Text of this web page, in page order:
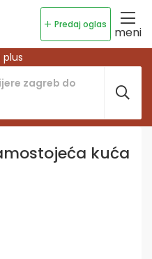
Predaj oglas
meni
kuća